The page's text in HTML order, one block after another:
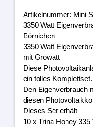
Artikelnummer: Mini
3350 Watt
Börnichen
3350 Watt
mit Growatt
Diese
ein tolles Komplettset.
Den Eigenverbrauch
diesen
Dieses Set erhält :
10 x Trina Honey 335